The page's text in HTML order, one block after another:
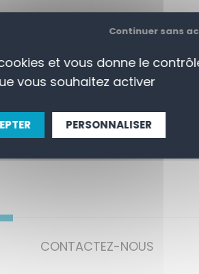
CONTACTEZ-NOUS
et vous donne le
vous souhaitez activer
Continuer sans
PERSONNALISER